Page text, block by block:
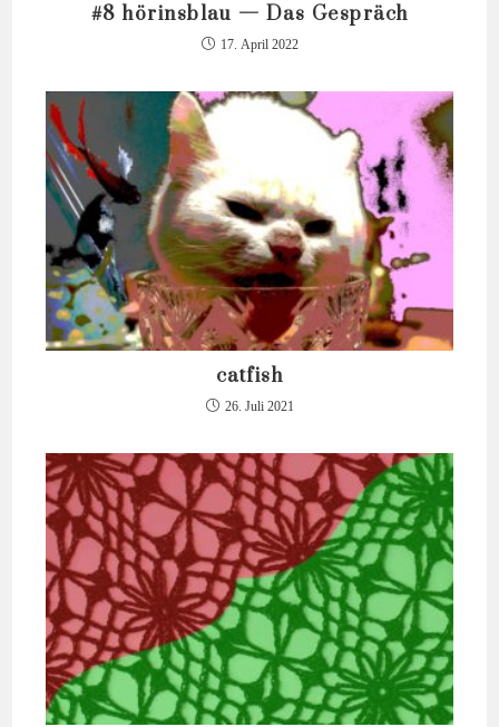
#8 hörinsblau — Das Gespräch
17. April 2022
catfish
26. Juli 2021